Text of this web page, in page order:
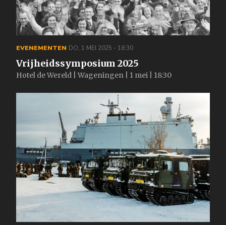
EVENEMENTEN DO, 1 MEI 2025 - 18:30
Vrijheidssymposium 2025
Hotel de Wereld | Wageningen | 1 mei | 18:30